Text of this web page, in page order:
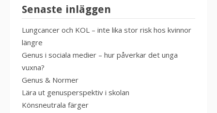
Senaste inläggen
Lungcancer och KOL – inte lika stor risk hos kvinnor
längre
Genus i sociala medier – hur påverkar det unga
vuxna?
Genus & Normer
Lära ut genusperspektiv i skolan
Könsneutrala färger